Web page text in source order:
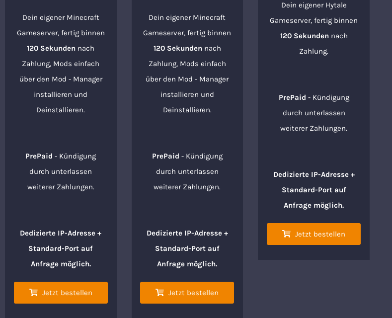
Dein eigener Minecraft
Gameserver, fertig binnen
120 Sekunden nach
Zahlung, Mods einfach
über den Mod - Manager
installieren und
Deinstallieren.
PrePaid - Kündigung
durch unterlassen
weiterer Zahlungen.
Dedizierte IP-Adresse +
Standard-Port auf
Anfrage möglich.
Jetzt bestellen
Dein eigener Minecraft
Gameserver, fertig binnen
120 Sekundennach
Zahlung, Mods einfach
über den Mod - Manager
installieren und
Deinstallieren.
PrePaid - Kündigung
durch unterlassen
weiterer Zahlungen.
Dedizierte IP-Adresse +
Standard-Port auf
Anfrage möglich.
Jetzt bestellen
Dein eigener Hytale
Gameserver, fertig binnen
120 Sekundennach
Zahlung.
PrePaid - Kündigung
durch unterlassen
weiterer Zahlungen.
Dedizierte IP-Adresse +
Standard-Port auf
Anfrage möglich.
Jetzt bestellen